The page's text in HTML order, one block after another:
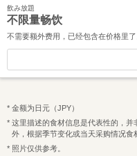
飲み放題
不限量畅饮
不需要额外费用，已经包含在价格里了
金额为日元（JPY）
这里描述的食材信息是代表性的，
外，根据季节变化或当天采购情况食
照片仅供参考。